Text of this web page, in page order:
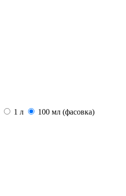
1 л 100 мл (фасовка)